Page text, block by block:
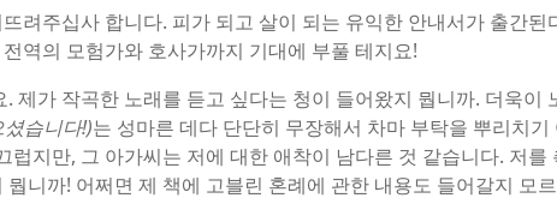
려주십사 합니다. 피가 되고 살이 되는 유익한 안내서가 출간된
역의 모험가와 호사가까지 기대에 부풀 테지요!
제가 작곡한 노래를 듣고 싶다는 청이 들어왔지 뭡니까. 더욱이
습니다!)는 성마른 데다 단단히 무장해서 차마 부탁을 뿌리치기
럽지만, 그 아가씨는 저에 대한 애착이 남다른 것 같습니다. 저를
뭡니까! 어쩌면 제 책에 고블린 혼례에 관한 내용도 들어갈지 모